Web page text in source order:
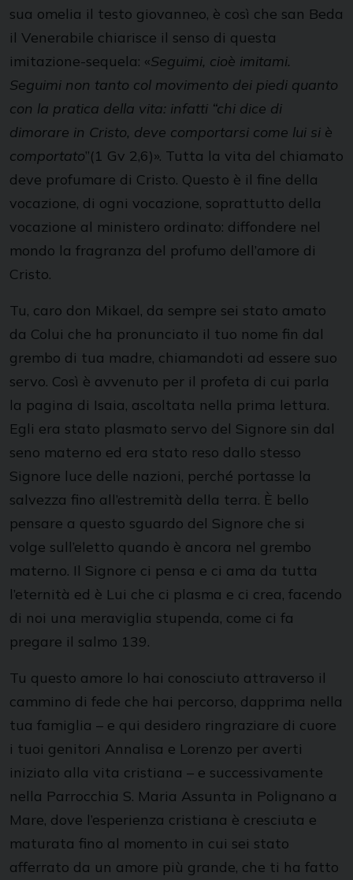
sua omelia il testo giovanneo, è così che san Beda
il Venerabile chiarisce il senso di questa
imitazione-sequela: «Seguimi, cioè imitami.
Seguimi non tanto col movimento dei piedi quanto
con la pratica della vita: infatti “chi dice di
dimorare in Cristo, deve comportarsi come lui si è
comportato”(1 Gv 2,6)». Tutta la vita del chiamato
deve profumare di Cristo. Questo è il fine della
vocazione, di ogni vocazione, soprattutto della
vocazione al ministero ordinato: diffondere nel
mondo la fragranza del profumo dell’amore di
Cristo.
Tu, caro don Mikael, da sempre sei stato amato
da Colui che ha pronunciato il tuo nome fin dal
grembo di tua madre, chiamandoti ad essere suo
servo. Così è avvenuto per il profeta di cui parla
la pagina di Isaia, ascoltata nella prima lettura.
Egli era stato plasmato servo del Signore sin dal
seno materno ed era stato reso dallo stesso
Signore luce delle nazioni, perché portasse la
salvezza fino all’estremità della terra. È bello
pensare a questo sguardo del Signore che si
volge sull’eletto quando è ancora nel grembo
materno. Il Signore ci pensa e ci ama da tutta
l’eternità ed è Lui che ci plasma e ci crea, facendo
di noi una meraviglia stupenda, come ci fa
pregare il salmo 139.
Tu questo amore lo hai conosciuto attraverso il
cammino di fede che hai percorso, dapprima nella
tua famiglia – e qui desidero ringraziare di cuore
i tuoi genitori Annalisa e Lorenzo per averti
iniziato alla vita cristiana – e successivamente
nella Parrocchia S. Maria Assunta in Polignano a
Mare, dove l’esperienza cristiana è cresciuta e
maturata fino al momento in cui sei stato
afferrato da un amore più grande, che ti ha fatto